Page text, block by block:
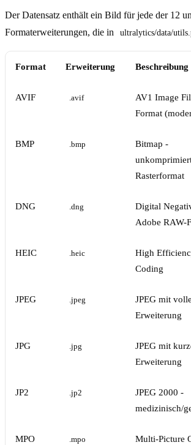
Der Datensatz enthält ein Bild für jede der 12
Formaterweiterungen, die in
ultralytics/data/
Format Erweiterung Beschreibung
AVIF .avif
AV1 Image
Format
BMP .bmp
Bitmap -
Rasterformat
DNG .dng
Digital
Adobe RAW-
HEIC .heic
High
Coding
JPEG .jpeg
JPEG mit
Erweiterung
JPG .jpg
JPEG mit
Erweiterung
JP2 .jp2
JPEG 2000 -
medizinisch/
MPO .mpo
Multi-Picture